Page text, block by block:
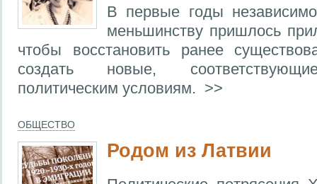
В первые годы
меньшинству пришлось
чтобы восстановить ранее
создать новые,
политическим условиям. >>
ОБЩЕСТВО
Родом из Латвии